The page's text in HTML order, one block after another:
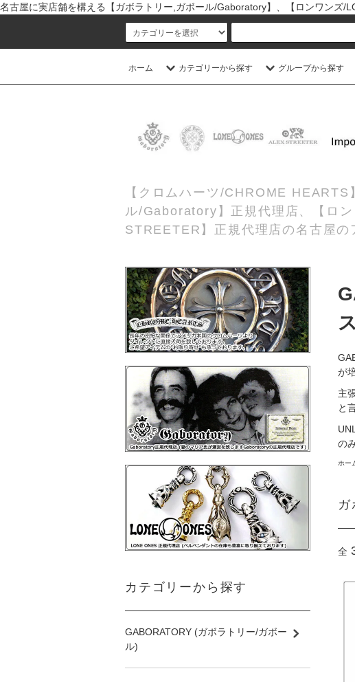
名古屋に実店舗を構える【ガボラトリー,ガボール/Gaboratory】、【ロンワンズ/
ホーム カテゴリーから探す グループから探す
【クロムハーツ/CHROME
ル/Gaboratory】正規代理店、【ロ
STREETER】正規代理店の名古屋の
が
主
と
の
ホー
ガ
全
カテゴリーから探す
GABORATORY (ガボラトリー/ガボー
ル)